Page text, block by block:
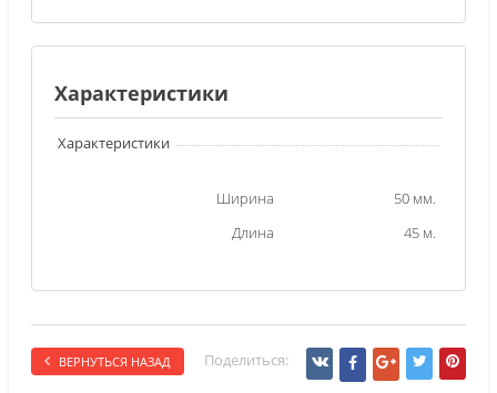
Характеристики
Характеристики
Ширина
50 мм.
Длина
45 м.
ВЕРНУТЬСЯ НАЗАД Поделиться: